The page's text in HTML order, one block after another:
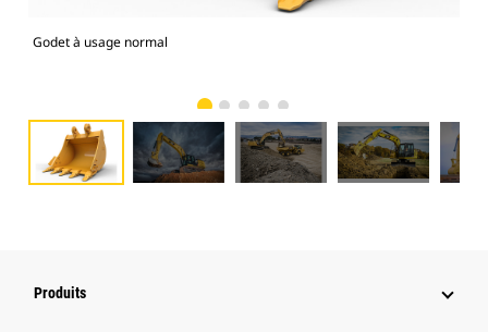
Godet à usage normal
Produits